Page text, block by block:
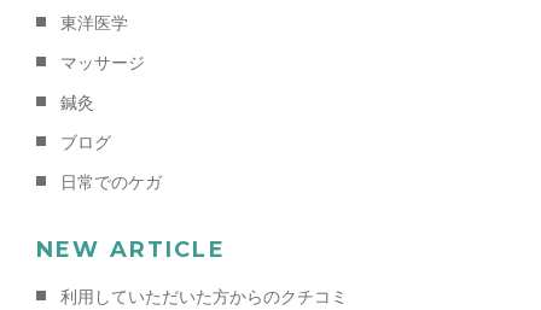
東洋医学
マッサージ
鍼灸
ブログ
日常でのケガ
NEW ARTICLE
利用していただいた方からのクチコミ